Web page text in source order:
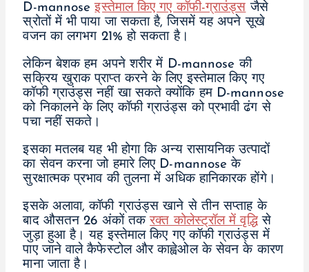
D-mannoseइस्तेमाल किए गए कॉफी-ग्राउंड्स जैसे
स्रोतों में भी पाया जा सकता है, जिसमें यह अपने सूखे
वजन का लगभग 21% हो सकता है।
लेकिन बेशक हम अपने शरीर में D-mannose की
सक्रिय खुराक प्राप्त करने के लिए इस्तेमाल किए गए
कॉफी ग्राउंड्स नहीं खा सकते क्योंकि हम D-mannose
को निकालने के लिए कॉफी ग्राउंड्स को प्रभावी ढंग से
पचा नहीं सकते।
इसका मतलब यह भी होगा कि अन्य रासायनिक उत्पादों
का सेवन करना जो हमारे लिए D-mannose के
सुरक्षात्मक प्रभाव की तुलना में अधिक हानिकारक होंगे।
इसके अलावा, कॉफी ग्राउंड्स खाने से तीन सप्ताह के
बाद औसतन 26 अंकों तकरक्त कोलेस्ट्रॉल में वृद्धिसे
जुड़ा हुआ है। यह इस्तेमाल किए गए कॉफी ग्राउंड्स में
पाए जाने वाले कैफेस्टोल और काह्वेओल के सेवन के कारण
माना जाता है।